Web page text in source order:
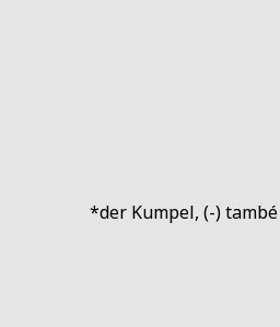
*der Kumpel, (-) també